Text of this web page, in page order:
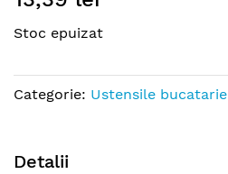
beginning
the
images
Stoc epuizat
Categorie: Ustensile bucatarie
Detalii